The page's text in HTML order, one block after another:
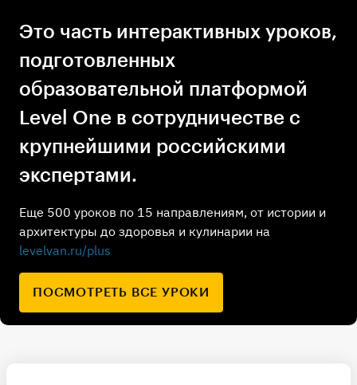
Это часть интерактивных уроков,
подготовленных
образовательной платформой
Level One в сотрудничестве с
крупнейшими российскими
экспертами.
Еще 500 уроков по 15 направлениям, от истории и
архитектуры до здоровья и кулинарии на
levelvan.ru/plus
ПОСМОТРЕТЬ ВСЕ УРОКИ